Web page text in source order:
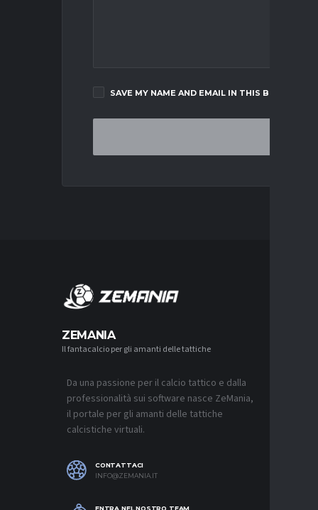
SAVE MY NAME AND EMAIL IN THIS BROWSER
ZEMANIA
Il fantacalcio per gli amanti delle tattiche
Da una passione per il calcio tattico e dalla
professionalità sui software nasce ZeMania,
il portale per gli amanti delle tattiche
calcistiche virtuali.
CONTATTACI
INFO@ZEMANIA.IT
ENTRA NEL NOSTRO TEAM